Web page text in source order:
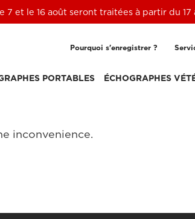
7 et le 16 août seront traitées à partir du
Pourquoi s'enregistrer ?
PORTABLES ÉCHOGRAPHES
inconvenience.